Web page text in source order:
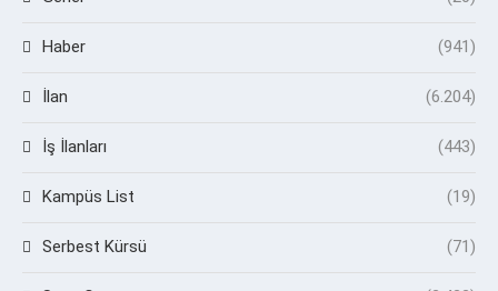
Haber (941)
İlan (6.204)
İş İlanları (443)
Kampüs List (19)
Serbest Kürsü (71)